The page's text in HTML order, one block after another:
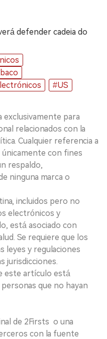
defender cadeia do
#US
para
relacionados con la
Cualquier referencia a
con fines
respaldo,
ninguna marca o
incluidos pero no
electrónicos y
está asociado con
Se requiere que los
leyes y regulaciones
jurisdicciones.
este artículo está
que no hayan
de 2Firsts o una
con la fuente